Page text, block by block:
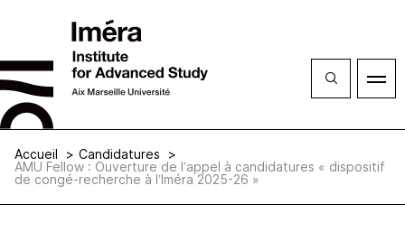
Ouvrir
le
Accueil
Candidatures
AMU Fellow : Ouverture de l’appel à candidatures « dispositif
de congé-recherche à l’Iméra 2025-26 »